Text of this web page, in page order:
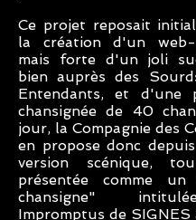
Ce projet reposait
la création d'un web-
mais forte d'un joli
bien auprès des
Entendants, et d'une
chansignée de 40
jour, la Compagnie des
en propose donc
version scénique,
présentée comme
chansigne"
Impromptus de SIGNES